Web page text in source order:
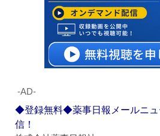
‐AD‐
◆登録無料◆薬事日報メールニ
信！